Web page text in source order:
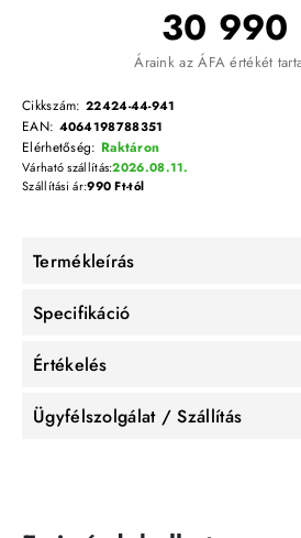
30 990
Áraink az ÁFA értékét
Cikkszám: 22424-44-941
EAN: 4064198788351
Elérhetőség: Raktáron
Várható szállítás:2026.08.11.
Szállítási ár:990 Ft-tól
Termékleírás
Specifikáció
Értékelés
Ügyfélszolgálat / Szállítás